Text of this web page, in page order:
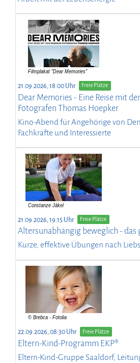
21.09.2026, 18:00 Uhr Freie Plätze
Dear Memories - Eine Reise mit
Fotografen Thomas Hoepker
Kino-Abend für Angehörige von
Fachkräfte und Interessierte
21.09.2026, 19:15 Uhr Freie Plätze
Altersunabhängig beweglich - das
Kurze, effektive Übungen nach
22.09.2026, 08:30 Uhr Freie Plätze
Eltern-Kind-Programm EKP®
Eltern-Kind-Gruppe Saaldorf,